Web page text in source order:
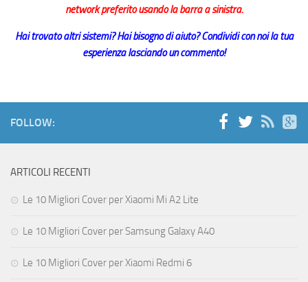
network preferito usando la barra a sinistra.
Hai trovato altri sistemi? Hai bisogno di aiuto? Condividi con noi la tua
esperienza lasciando un commento!
FOLLOW:
ARTICOLI RECENTI
Le 10 Migliori Cover per Xiaomi Mi A2 Lite
Le 10 Migliori Cover per Samsung Galaxy A40
Le 10 Migliori Cover per Xiaomi Redmi 6